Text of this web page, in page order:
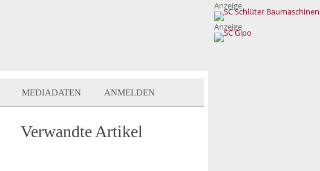
Anzeige
Anzeige
MEDIADATEN ANMELDEN
Verwandte Artikel